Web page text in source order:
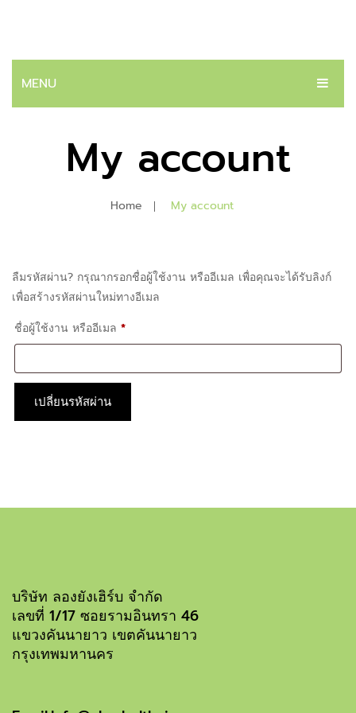
MENU
บทความ
ติดต่อเรา
My account
Home My account
ลืมรหัสผ่าน? กรุณากรอกชื่อผู้ใช้งาน หรืออีเมล เพื่อคุณจะได้รับลิงก์
เพื่อสร้างรหัสผ่านใหม่ทางอีเมล
ชื่อผู้ใช้งาน หรืออีเมล *ต้องการ
เปลี่ยนรหัสผ่าน
บริษัท ลองยังเฮิร์บ จำกัด
เลขที่ 1/17 ซอยรามอินทรา 46
แขวงคันนายาว เขตคันนายาว
กรุงเทพมหานคร